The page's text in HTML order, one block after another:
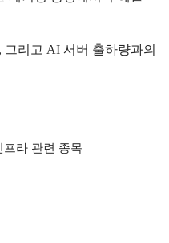
리고 AI 서버 출하량과의
프라 관련 종목